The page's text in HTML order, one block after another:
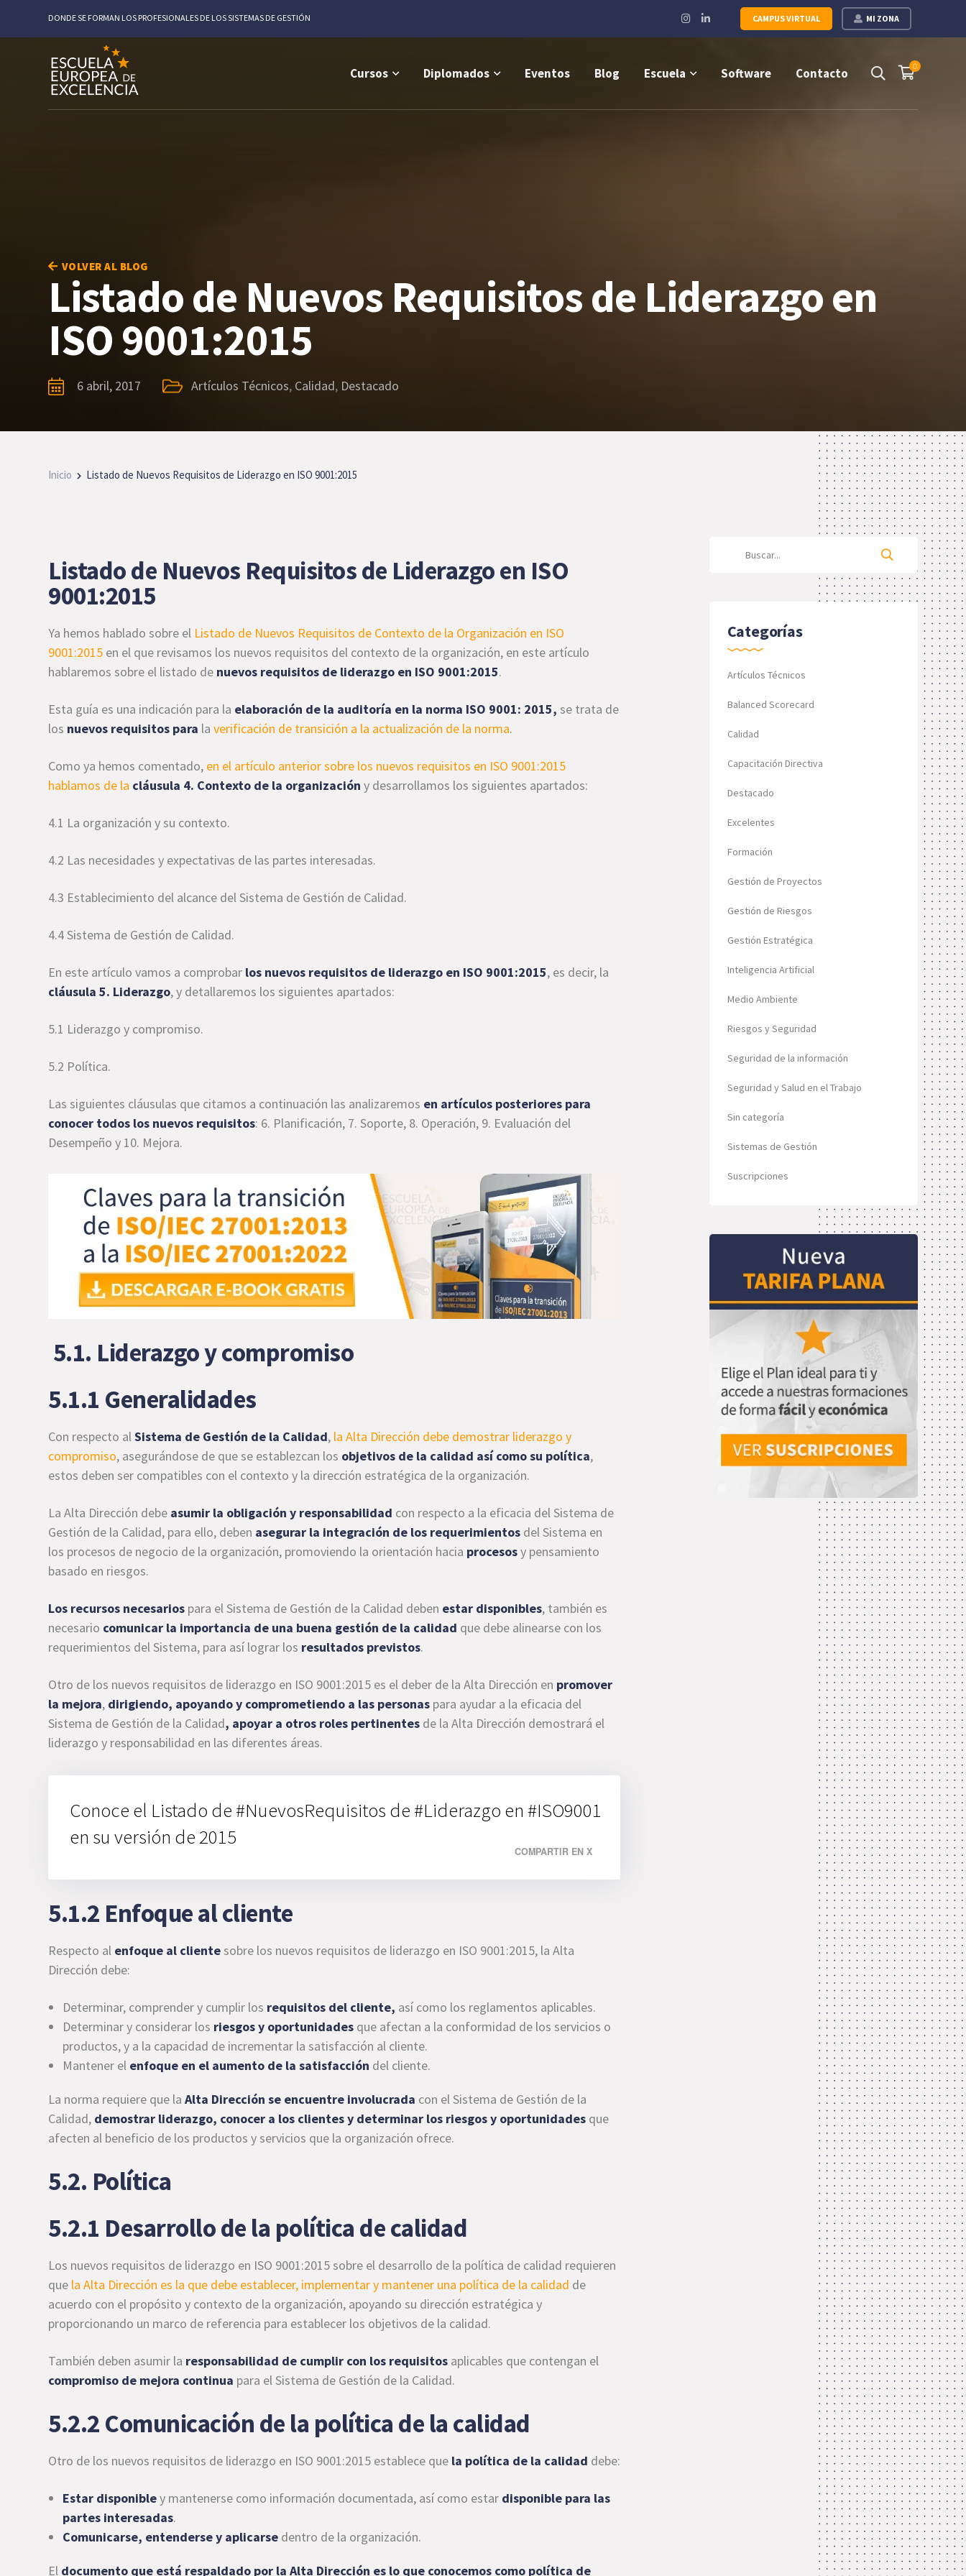
MI ZONA
CAMPUS VIRTUAL
DONDE SE FORMAN LOS PROFESIONALES DE LOS SISTEMAS DE GESTIÓN
Instagram
Profile
LinkedIn
Profile
0
Cursos Diplomados Eventos Blog Escuela Software Contacto
VOLVER AL BLOG
Listado de Nuevos Requisitos de Liderazgo en
ISO 9001:2015
6 abril, 2017 Artículos Técnicos, Calidad, Destacado
Inicio Listado de Nuevos Requisitos de Liderazgo en ISO 9001:2015
Listado de Nuevos Requisitos de Liderazgo en ISO
9001:2015
Ya hemos hablado sobre el Listado de Nuevos Requisitos de Contexto de la Organización en ISO
9001:2015 en el que revisamos los nuevos requisitos del contexto de la organización, en este artículo
hablaremos sobre el listado de nuevos requisitos de liderazgo en ISO 9001:2015.
Esta guía es una indicación para la elaboración de la auditoría en la norma ISO 9001: 2015, se trata de
los nuevos requisitos para laverificación de transición a la actualización de la norma.
Como ya hemos comentado, en el artículo anterior sobre los nuevos requisitos en ISO 9001:2015
hablamos de la cláusula 4. Contexto de la organización y desarrollamos los siguientes apartados:
4.1 La organización y su contexto.
4.2 Las necesidades y expectativas de las partes interesadas.
4.3 Establecimiento del alcance del Sistema de Gestión de Calidad.
4.4 Sistema de Gestión de Calidad.
En este artículo vamos a comprobar los nuevos requisitos de liderazgo en ISO 9001:2015, es decir, la
cláusula 5. Liderazgo, y detallaremos los siguientes apartados:
5.1 Liderazgo y compromiso.
5.2 Política.
Las siguientes cláusulas que citamos a continuación las analizaremos en artículos posteriores para
conocer todos los nuevos requisitos: 6. Planificación, 7. Soporte, 8. Operación, 9. Evaluación del
Desempeño y 10. Mejora.
5.1. Liderazgo y compromiso
5.1.1 Generalidades
Con respecto alSistema de Gestión de la Calidad, la Alta Dirección debe demostrar liderazgo y
compromiso, asegurándose de que se establezcan los objetivos de la calidad así como su política,
estos deben ser compatibles con el contexto y la dirección estratégica de la organización.
La Alta Dirección debe asumir la obligación y responsabilidad con respecto a la eficacia del Sistema de
Gestión de la Calidad, para ello, deben asegurar la integración de los requerimientos del Sistema en
los procesos de negocio de la organización, promoviendo la orientación hacia procesosy pensamiento
basado en riesgos.
Los recursos necesarios para el Sistema de Gestión de la Calidad deben estar disponibles, también es
necesario comunicar la importancia de una buena gestión de la calidad que debe alinearse con los
requerimientos del Sistema, para así lograr los resultados previstos.
Otro de los nuevos requisitos de liderazgo en ISO 9001:2015 es el deber de la Alta Dirección en promover
la mejora, dirigiendo, apoyando y comprometiendo a las personas para ayudar a la eficacia del
Sistema de Gestión de la Calidad, apoyar a otros roles pertinentes de la Alta Dirección demostrará el
liderazgo y responsabilidad en las diferentes áreas.
Conoce el Listado de #NuevosRequisitos de #Liderazgo en #ISO9001
en su versión de 2015
COMPARTIR EN X
5.1.2 Enfoque al cliente
Respecto al enfoque al clientesobre los nuevos requisitos de liderazgo en ISO 9001:2015, la Alta
Dirección debe:
Determinar, comprender y cumplir los requisitos del cliente, así como los reglamentos aplicables.
Determinar y considerar los riesgos y oportunidades que afectan a la conformidad de los servicios o
productos, y a la capacidad de incrementar la satisfacción al cliente.
Mantener el enfoque en el aumento de la satisfacción del cliente.
La norma requiere que laAlta Dirección se encuentre involucrada con el Sistema de Gestión de la
Calidad, demostrar liderazgo, conocer a los clientes y determinar los riesgos y oportunidades que
afecten al beneficio de los productos y servicios que la organización ofrece.
5.2. Política
5.2.1 Desarrollo de la política de calidad
Los nuevos requisitos de liderazgo en ISO 9001:2015 sobre el desarrollo de la política de calidad requieren
que la Alta Dirección es la que debe establecer, implementar y mantener una política de la calidad de
acuerdo con el propósito y contexto de la organización, apoyando su dirección estratégica y
proporcionando un marco de referencia para establecer los objetivos de la calidad.
También deben asumir la responsabilidad de cumplir con los requisitos aplicables que contengan el
compromiso de mejora continua para el Sistema de Gestión de la Calidad.
5.2.2 Comunicación de la política de la calidad
Otro de los nuevos requisitos de liderazgo en ISO 9001:2015 establece que la política de la calidad debe:
Estar disponibley mantenerse como información documentada, así como estar disponible para las
partes interesadas.
Comunicarse, entenderse y aplicarse dentro de la organización.
El documento que está respaldado por la Alta Dirección es lo que conocemos como política de
Categorías
Artículos Técnicos
Balanced Scorecard
Calidad
Capacitación Directiva
Destacado
Excelentes
Formación
Gestión de Proyectos
Gestión de Riesgos
Gestión Estratégica
Inteligencia Artificial
Medio Ambiente
Riesgos y Seguridad
Seguridad de la información
Seguridad y Salud en el Trabajo
Sin categoría
Sistemas de Gestión
Suscripciones